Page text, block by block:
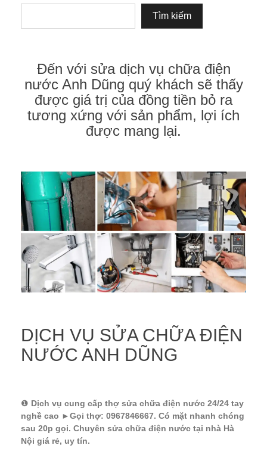
Tìm kiếm
Đến với sửa dịch vụ chữa điện
nước Anh Dũng quý khách sẽ thấy
được giá trị của đồng tiền bỏ ra
tương xứng với sản phẩm, lợi ích
được mang lại.
DỊCH VỤ SỬA CHỮA ĐIỆN
NƯỚC ANH DŨNG
❶ Dịch vụ cung cấp thợ sửa chữa điện nước 24/24 tay
nghề cao ►Gọi thợ: 0967846667. Có mặt nhanh chóng
sau 20p gọi. Chuyên sửa chữa điện nước tại nhà Hà
Nội giá rẻ, uy tín.